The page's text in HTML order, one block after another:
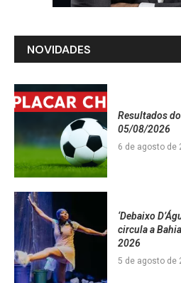
NOVIDADES
Resultados
05/08/2026
6 de agosto de
‘Debaixo
circula a
2026
5 de agosto de